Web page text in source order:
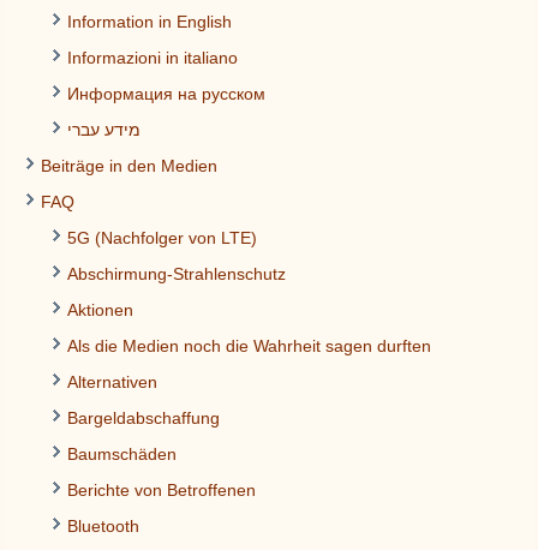
Information in English
Informazioni in italiano
Информация на русском
מידע עברי
Beiträge in den Medien
FAQ
5G (Nachfolger von LTE)
Abschirmung-Strahlenschutz
Aktionen
Als die Medien noch die Wahrheit sagen durften
Alternativen
Bargeldabschaffung
Baumschäden
Berichte von Betroffenen
Bluetooth